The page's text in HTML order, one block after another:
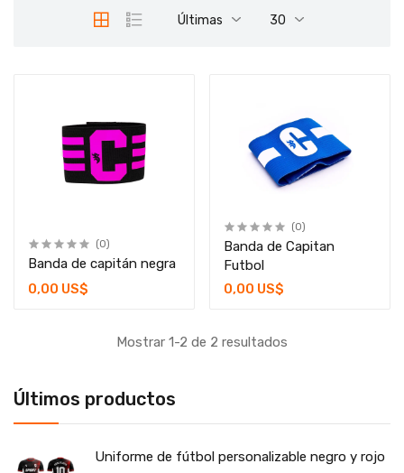
Últimos productos
Uniforme de fútbol personalizable negro y rojo
Últimas 30
(0)
Banda de capitán negra
0,00 US$
(0)
Banda de Capitan
Futbol
0,00 US$
Mostrar 1-2 de 2 resultados